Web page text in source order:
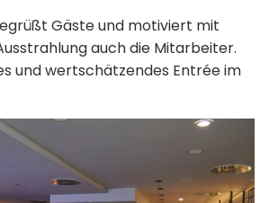
Gäste und motiviert mit
auch die Mitarbeiter.
und wertschätzendes Entrée im